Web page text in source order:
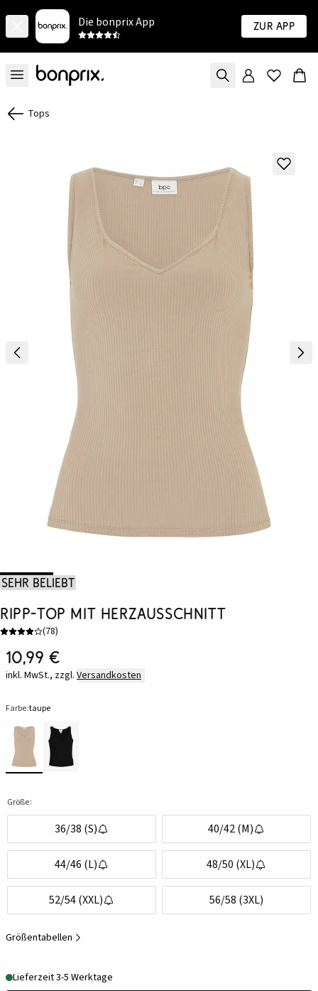
Die bonprix App Zur App
Tops
Sehr beliebt
Ripp-Top mit Herzausschnitt
(78)
10,99 €
inkl. MwSt., zzgl. Versandkosten
Farbe:taupe
Größe:
36/38 (S) 40/42 (M)
44/46 (L) 48/50 (XL)
52/54 (XXL) 56/58 (3XL)
Größentabellen
Lieferzeit 3-5 Werktage